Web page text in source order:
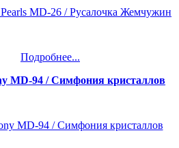
Подробнее...
MD-94 / Симфония кристаллов